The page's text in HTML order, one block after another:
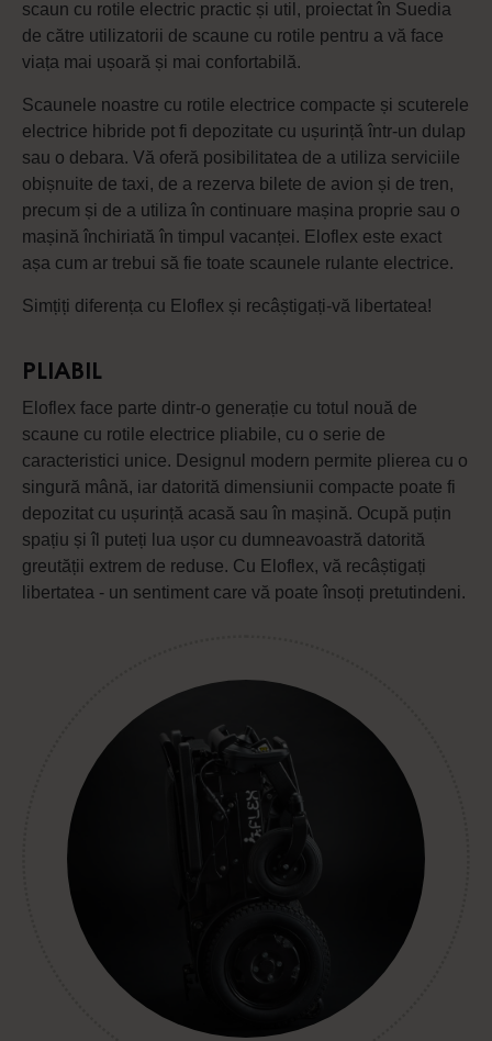
scaun cu rotile electric practic și util, proiectat în Suedia
de către utilizatorii de scaune cu rotile pentru a vă face
viața mai ușoară și mai confortabilă.
Scaunele noastre cu rotile electrice compacte și scuterele
electrice hibride pot fi depozitate cu ușurință într-un dulap
sau o debara. Vă oferă posibilitatea de a utiliza serviciile
obișnuite de taxi, de a rezerva bilete de avion și de tren,
precum și de a utiliza în continuare mașina proprie sau o
mașină închiriată în timpul vacanței. Eloflex este exact
așa cum ar trebui să fie toate scaunele rulante electrice.
Simțiți diferența cu Eloflex și recâștigați-vă libertatea!
PLIABIL
Eloflex face parte dintr-o generație cu totul nouă de
scaune cu rotile electrice pliabile, cu o serie de
caracteristici unice. Designul modern permite plierea cu o
singură mână, iar datorită dimensiunii compacte poate fi
depozitat cu ușurință acasă sau în mașină. Ocupă puțin
spațiu și îl puteți lua ușor cu dumneavoastră datorită
greutății extrem de reduse. Cu Eloflex, vă recâștigați
libertatea - un sentiment care vă poate însoți pretutindeni.